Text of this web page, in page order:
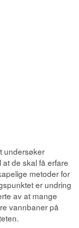
undersøker
de skal få erfare
metoder for
er undring
av at mange
vannbaner på